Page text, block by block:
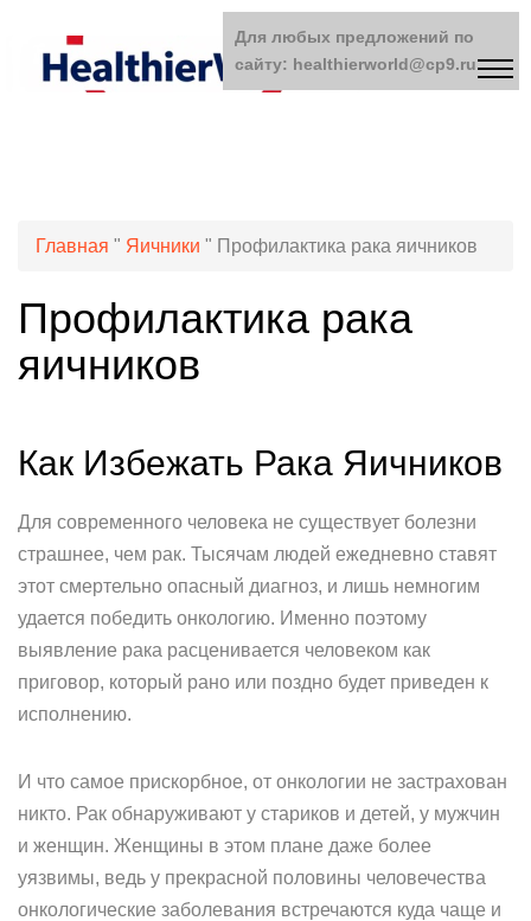
Главная " Яичники " Профилактика рака яичников
Профилактика рака
яичников
Как Избежать Рака Яичников
Для современного человека не существует болезни
страшнее, чем рак. Тысячам людей ежедневно ставят
этот смертельно опасный диагноз, и лишь немногим
удается победить онкологию. Именно поэтому
выявление рака расценивается человеком как
приговор, который рано или поздно будет приведен к
исполнению.
И что самое прискорбное, от онкологии не застрахован
никто. Рак обнаруживают у стариков и детей, у мужчин
и женщин. Женщины в этом плане даже более
уязвимы, ведь у прекрасной половины человечества
онкологические заболевания встречаются куда чаще и
Для любых предложений по
сайту: healthierworld@cp9.ru